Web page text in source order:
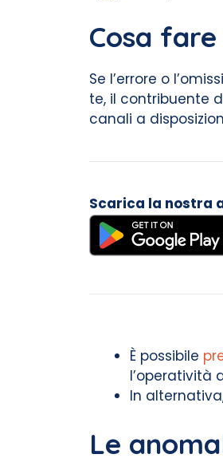
Cosa
Se l’errore o
te, il contribuente
canali a
Scarica la nostra
È possibile
l’operatività
In
Le